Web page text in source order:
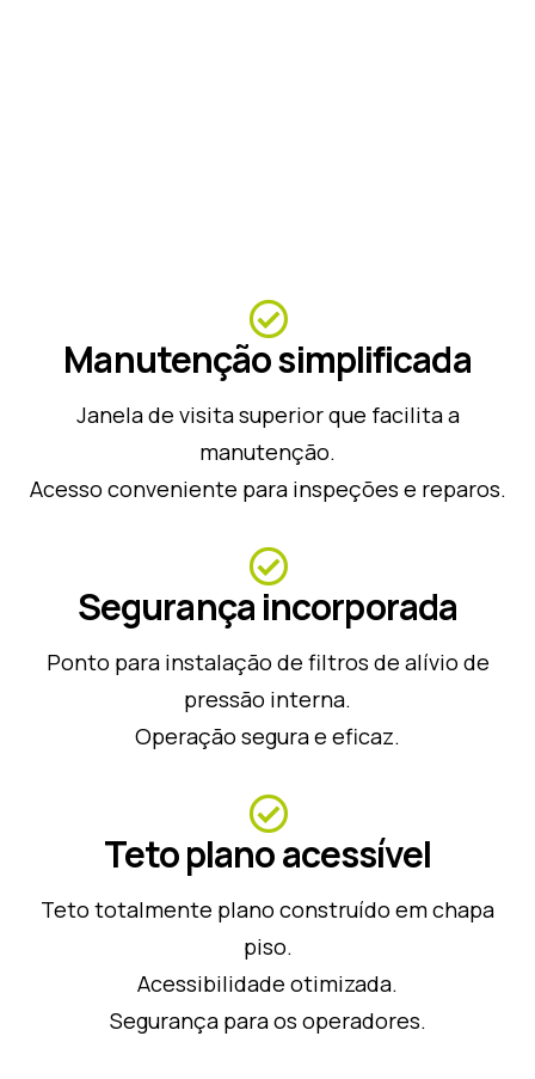
Manutenção simplificada
Janela de visita superior que facilita a
manutenção.
Acesso conveniente para inspeções e reparos.
Segurança incorporada
Ponto para instalação de filtros de alívio de
pressão interna.
Operação segura e eficaz.
Teto plano acessível
Teto totalmente plano construído em chapa
piso.
Acessibilidade otimizada.
Segurança para os operadores.